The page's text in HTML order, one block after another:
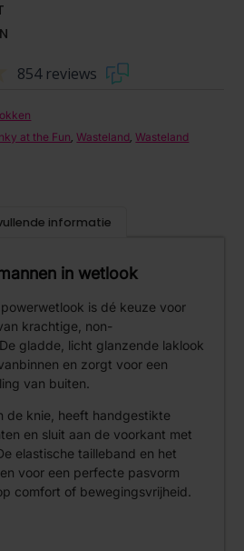
854 reviews
at the Fun,Wasteland,Wasteland
informatie
in wetlook
is dé keuze voor
krachtige, non-
gladde, licht glanzende laklook
en zorgt voor een
van buiten.
de knie, heeft handgestikte
en sluit aan de voorkant met
elastische tailleband en het
voor een perfecte pasvorm
comfort of bewegingsvrijheid.